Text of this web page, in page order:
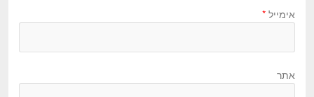
אימייל *
אתר